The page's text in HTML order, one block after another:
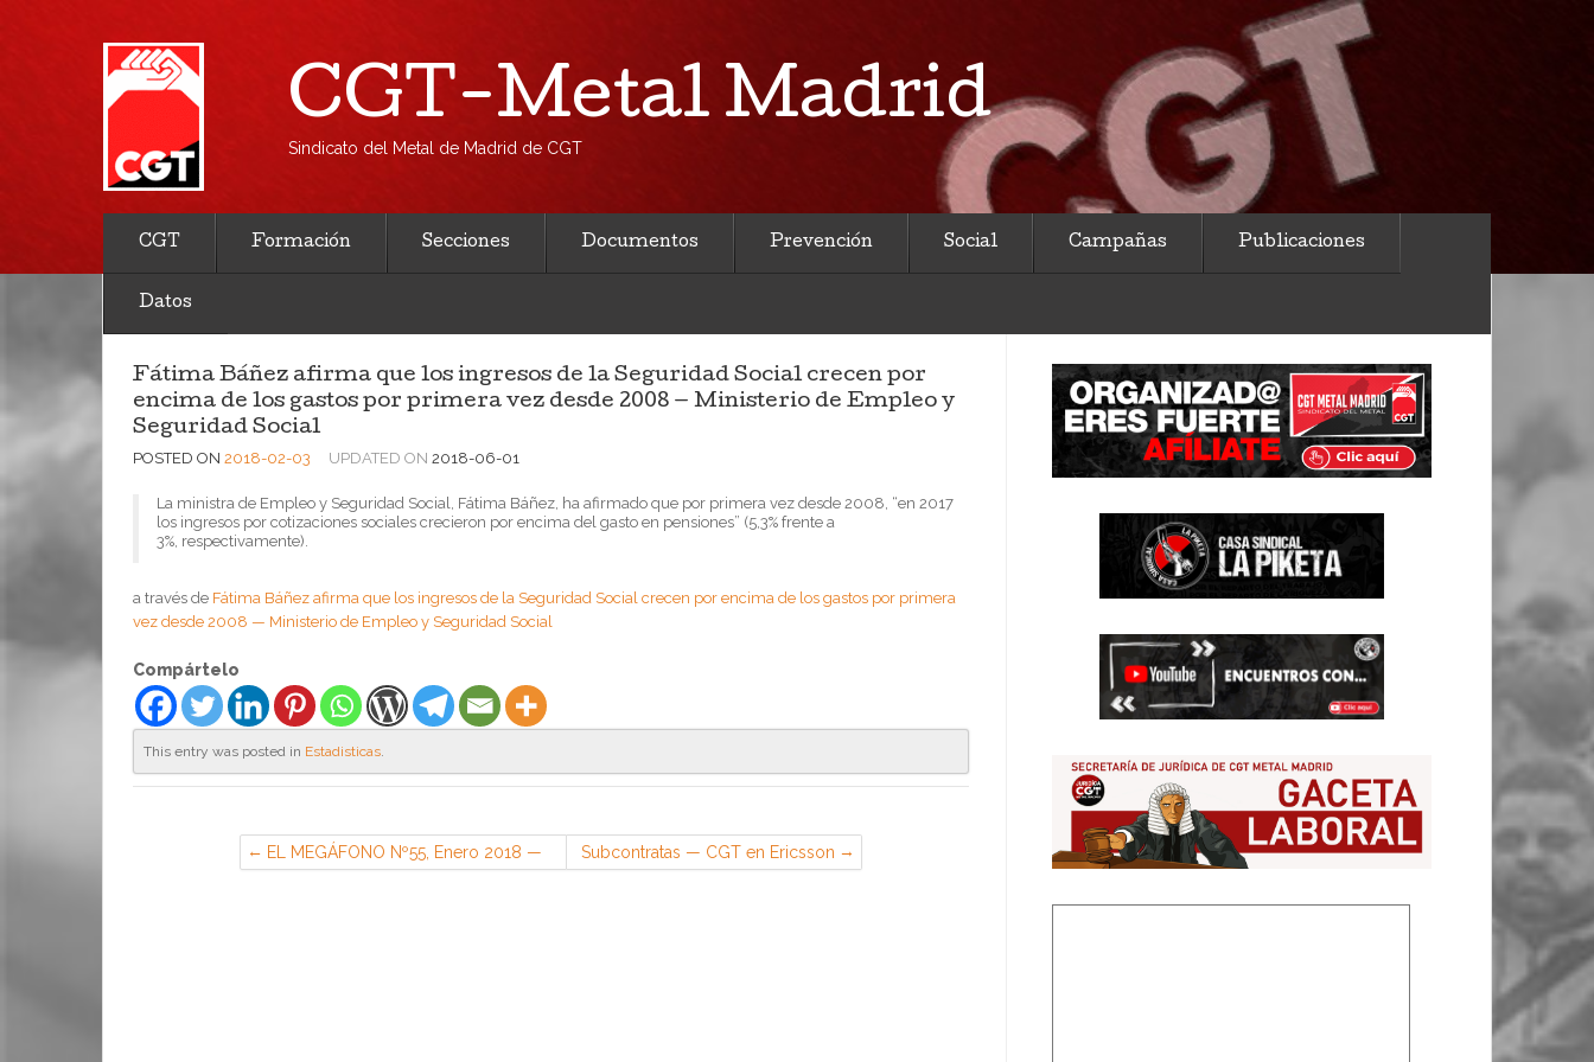
CGT-Metal Madrid
Sindicato del Metal de Madrid de CGT
CGT Formación Secciones Documentos Prevención Social Campañas Publicaciones
Datos
Fátima Báñez afirma que los ingresos de la Seguridad Social crecen por
encima de los gastos por primera vez desde 2008 — Ministerio de Empleo y
Seguridad Social
POSTED ON 2018-02-03 UPDATED ON 2018-06-01
La ministra de Empleo y Seguridad Social, Fátima Báñez, ha afirmado que por primera vez desde 2008, “en 2017
los ingresos por cotizaciones sociales crecieron por encima del gasto en pensiones” (5,3% frente a
3%, respectivamente).
a través de Fátima Báñez afirma que los ingresos de la Seguridad Social crecen por encima de los gastos por primera
vez desde 2008 — Ministerio de Empleo y Seguridad Social
Compártelo
This entry was posted in Estadisticas.
EL MEGÁFONO Nº55, Enero 2018 —
CGT RENAULT
Subcontratas — CGT en Ericsson